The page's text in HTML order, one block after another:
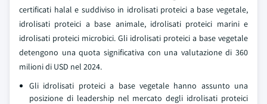
certificati halal e suddiviso in idrolisati proteici a base vegetale,
idrolisati proteici a base animale, idrolisati proteici marini e
idrolisati proteici microbici. Gli idrolisati proteici a base vegetale
detengono una quota significativa con una valutazione di 360
milioni di USD nel 2024.
Gli idrolisati proteici a base vegetale hanno assunto una
posizione di leadership nel mercato degli idrolisati proteici